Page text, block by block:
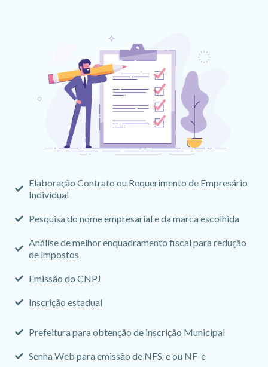
Elaboração Contrato ou Requerimento de Empresário
Individual
Pesquisa do nome empresarial e da marca escolhida
Análise de melhor enquadramento fiscal para redução
de impostos
Emissão do CNPJ
Inscrição estadual
Prefeitura para obtenção de inscrição Municipal
Senha Web para emissão de NFS-e ou NF-e